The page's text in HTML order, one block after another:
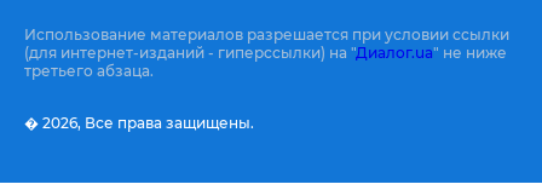
Использование материалов разрешается при условии ссылки
(для интернет-изданий - гиперссылки) на "Диалог.ua" не ниже
третьего абзаца.
� 2026, Все права защищены.